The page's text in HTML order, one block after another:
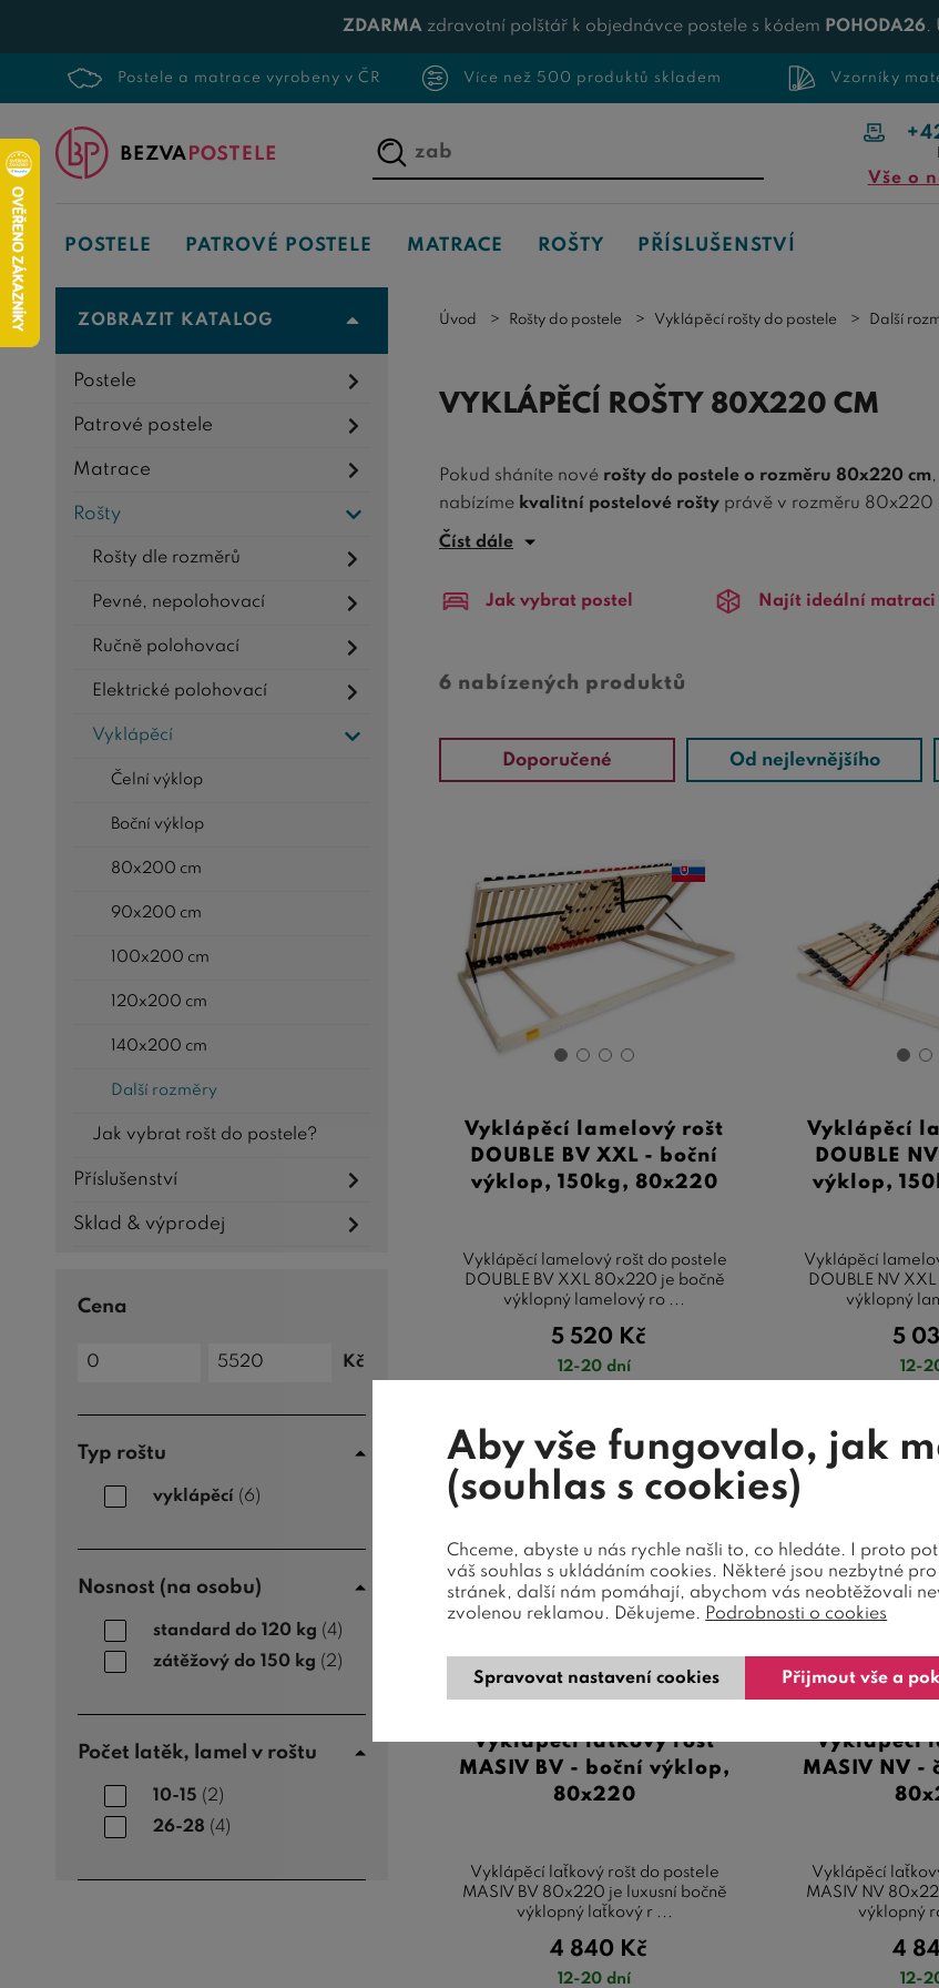
ZDARMA zdravotní polštář k objednávce postele s kódem POHODA26.
Postele a matrace vyrobeny v ČR Více než 500 produktů skladem Vzorníky
Napište,
co
hledáte...
Vše o
POSTELE PATROVÉ POSTELE MATRACE ROŠTY PŘÍSLUŠENSTVÍ
Úvod Rošty do postele Vyklápěcí rošty do postele Další
VYKLÁPĚCÍ ROŠTY 80X220 CM
Pokud sháníte nové rošty do postele o rozměru 80x220 cm
nabízíme kvalitní postelové rošty právě v rozměru 80x220
jednolůžka stejného rozměru nebo do
Číst dále
Jak vybrat postel Najít ideální matraci
ZOBRAZIT KATALOG
Postele
Patrové postele
Matrace
Rošty
Rošty dle rozměrů
Pevné, nepolohovací
Ručně polohovací
Elektrické polohovací
Vyklápěcí
Čelní výklop
Boční výklop
80x200 cm
90x200 cm
100x200 cm
120x200 cm
140x200 cm
Další rozměry
Jak vybrat rošt do postele?
Příslušenství
Sklad & výprodej
Cena
Cena
Cena
do
Kč
Typ roštu
vyklápěcí (6)
Nosnost (na osobu)
standard do 120 kg (4)
zátěžový do 150 kg (2)
Počet latěk, lamel v roštu
10-15 (2)
26-28 (4)
6 nabízených produktů
Doporučené Od nejlevnějšího
Vyklápěcí lamelový rošt
DOUBLE BV XXL - boční
výklop, 150kg, 80x220
Vyklápěcí lamelový rošt do postele
DOUBLE BV XXL 80x220 je bočně
výklopný lamelový ro ...
5 520 Kč
12-20 dní
Vyklápěcí
DOUBLE
výklop,
Vyklápěcí
DOUBLE NV
výklopný
5
12-
Vyklápěcí laťkový rošt
MASIV BV - boční výklop,
80x220
Vyklápěcí laťkový rošt do postele
MASIV BV 80x220 je luxusní bočně
výklopný laťkový r ...
4 840 Kč
12-20 dní
Vyklápěcí
MASIV NV -
Vyklápěcí
MASIV NV
výklopný
4
12-
Aby vše fungovalo, jak
(souhlas s cookies)
Chceme, abyste u nás rychle našli to, co hledáte. I proto
váš souhlas s ukládáním cookies. Některé jsou nezbytné
stránek, další nám pomáhají, abychom vás neobtěžovali
zvolenou reklamou. Děkujeme. Podrobnosti o cookies
Spravovat nastavení cookies Přijmout vše a